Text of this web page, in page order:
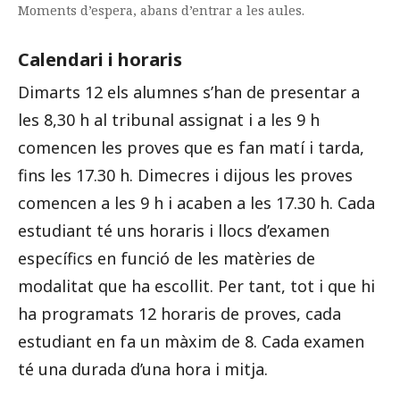
Moments d’espera, abans d’entrar a les aules.
Calendari i horaris
Dimarts 12 els alumnes s’han de presentar a
les 8,30 h al tribunal assignat i a les 9 h
comencen les proves que es fan matí i tarda,
fins les 17.30 h. Dimecres i dijous les proves
comencen a les 9 h i acaben a les 17.30 h. Cada
estudiant té uns horaris i llocs d’examen
específics en funció de les matèries de
modalitat que ha escollit. Per tant, tot i que hi
ha programats 12 horaris de proves, cada
estudiant en fa un màxim de 8. Cada examen
té una durada d’una hora i mitja.